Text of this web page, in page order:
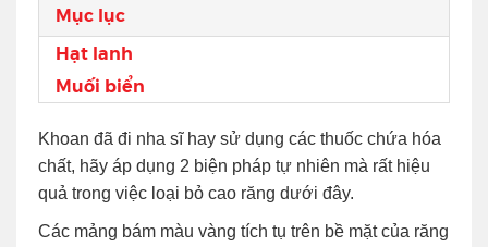
Mục lục
Hạt lanh
Muối biển
Khoan đã đi nha sĩ hay sử dụng các thuốc chứa hóa
chất, hãy áp dụng 2 biện pháp tự nhiên mà rất hiệu
quả trong việc loại bỏ cao răng dưới đây.
Các mảng bám màu vàng tích tụ trên bề mặt của răng